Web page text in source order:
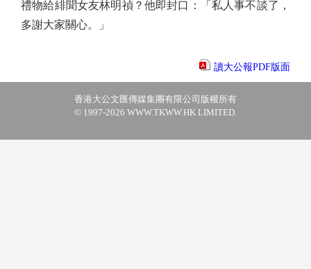
禮物給緋聞女友林明禎？他即封口：「私人事不談了，
多謝大家關心。」
讀大公報PDF版面
香港大公文匯傳媒集團有限公司版權所有
© 1997-2026 WWW.TKWW.HK LIMITED.